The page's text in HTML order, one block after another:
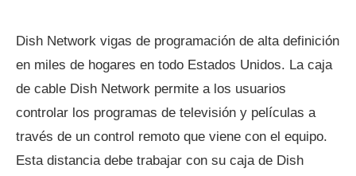
Dish Network vigas de programación de alta definición
en miles de hogares en todo Estados Unidos. La caja
de cable Dish Network permite a los usuarios
controlar los programas de televisión y películas a
través de un control remoto que viene con el equipo.
Esta distancia debe trabajar con su caja de Dish